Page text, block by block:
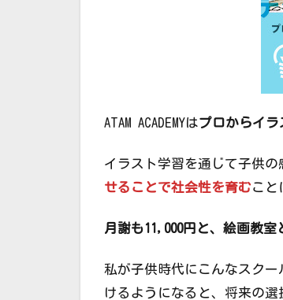
ATAM ACADEMYはプロからイ
イラスト学習を通じて子供の
せることで社会性を育むこと
月謝も11,000円と、絵画教
私が子供時代にこんなスク
けるようになると、将来の選